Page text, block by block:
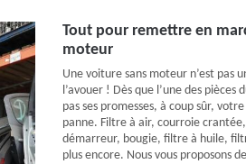
Tout pour remettre en
moteur
Une voiture sans moteur n’est pas
l’avouer ! Dès que l’une des
pas ses promesses, à coup sûr,
panne. Filtre à air, courroie
démarreur, bougie, filtre à huile,
plus encore. Nous vous proposons